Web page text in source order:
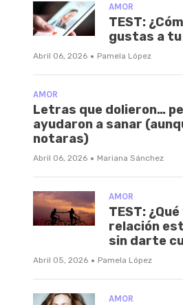
AMOR
TEST:
gustas a
Abril 06, 2026 · Pamela López
AMOR
Letras que dolieron…
ayudaron a sanar
notaras)
Abril 06, 2026 · Mariana Sánchez
AMOR
TEST:
relación
sin darte
Abril 05, 2026 · Pamela López
AMOR